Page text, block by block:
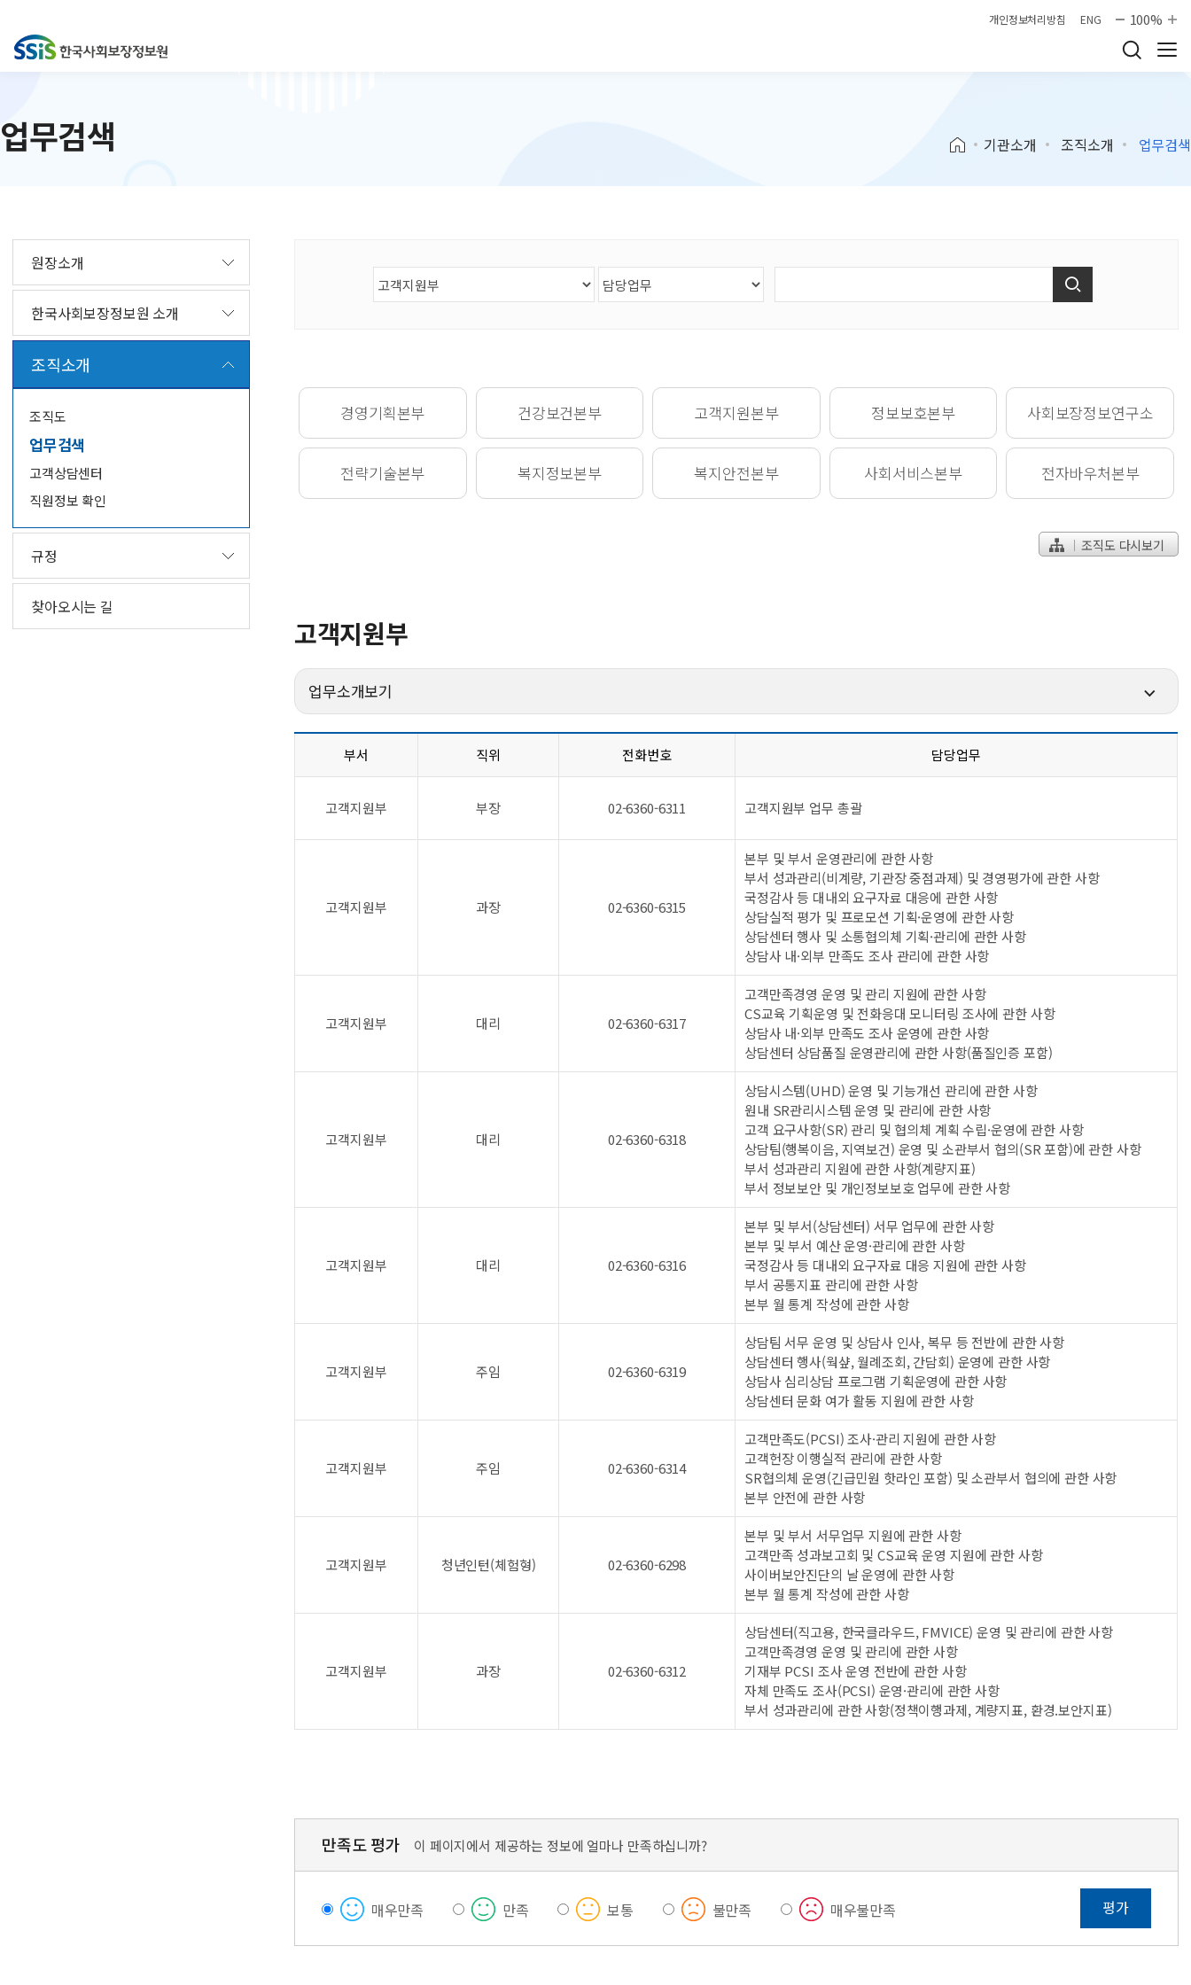
개인정보처리방침 ENG 100%
업무검색 기관소개 조직소개 업무검색
원장소개
한국사회보장정보원 소개
조직소개
조직도
업무검색
고객상담센터
직원정보 확인
규정
찾아오시는 길
경영기획본부 건강보건본부 고객지원본부 정보보호본부 사회보장정보연구소
전략기술본부 복지정보본부 복지안전본부 사회서비스본부 전자바우처본부
조직도 다시보기
고객지원부
업무소개보기
부서 직위 전화번호 담당업무
고객지원부 부장 02-6360-6311 고객지원부 업무 총괄
고객지원부 과장 02-6360-6315
본부 및 부서 운영관리에 관한 사항
부서 성과관리(비계량, 기관장 중점과제) 및 경영평가에 관한 사항
국정감사 등 대내외 요구자료 대응에 관한 사항
상담실적 평가 및 프로모션 기획·운영에 관한 사항
상담센터 행사 및 소통협의체 기획·관리에 관한 사항
상담사 내·외부 만족도 조사 관리에 관한 사항
고객지원부 대리 02-6360-6317
고객만족경영 운영 및 관리 지원에 관한 사항
CS교육 기획운영 및 전화응대 모니터링 조사에 관한 사항
상담사 내·외부 만족도 조사 운영에 관한 사항
상담센터 상담품질 운영관리에 관한 사항(품질인증 포함)
고객지원부 대리 02-6360-6318
상담시스템(UHD) 운영 및 기능개선 관리에 관한 사항
원내 SR관리시스템 운영 및 관리에 관한 사항
고객 요구사항(SR) 관리 및 협의체 계획 수립·운영에 관한 사항
상담팀(행복이음, 지역보건) 운영 및 소관부서 협의(SR 포함)에 관한 사항
부서 성과관리 지원에 관한 사항(계량지표)
부서 정보보안 및 개인정보보호 업무에 관한 사항
고객지원부 대리 02-6360-6316
본부 및 부서(상담센터) 서무 업무에 관한 사항
본부 및 부서 예산 운영·관리에 관한 사항
국정감사 등 대내외 요구자료 대응 지원에 관한 사항
부서 공통지표 관리에 관한 사항
본부 월 통계 작성에 관한 사항
고객지원부 주임 02-6360-6319
상담팀 서무 운영 및 상담사 인사, 복무 등 전반에 관한 사항
상담센터 행사(웍샾, 월례조회, 간담회) 운영에 관한 사항
상담사 심리상담 프로그램 기획운영에 관한 사항
상담센터 문화 여가 활동 지원에 관한 사항
고객지원부 주임 02-6360-6314
고객만족도(PCSI) 조사·관리 지원에 관한 사항
고객헌장 이행실적 관리에 관한 사항
SR협의체 운영(긴급민원 핫라인 포함) 및 소관부서 협의에 관한 사항
본부 안전에 관한 사항
고객지원부 청년인턴(체험형) 02-6360-6298
본부 및 부서 서무업무 지원에 관한 사항
고객만족 성과보고회 및 CS교육 운영 지원에 관한 사항
사이버보안진단의 날 운영에 관한 사항
본부 월 통계 작성에 관한 사항
고객지원부 과장 02-6360-6312
상담센터(직고용, 한국클라우드, FMVICE) 운영 및 관리에 관한 사항
고객만족경영 운영 및 관리에 관한 사항
기재부 PCSI 조사 운영 전반에 관한 사항
자체 만족도 조사(PCSI) 운영·관리에 관한 사항
부서 성과관리에 관한 사항(정책이행과제, 계량지표, 환경.보안지표)
만족도 평가 이 페이지에서 제공하는 정보에 얼마나 만족하십니까?
매우만족 만족 보통 불만족 매우불만족 평가